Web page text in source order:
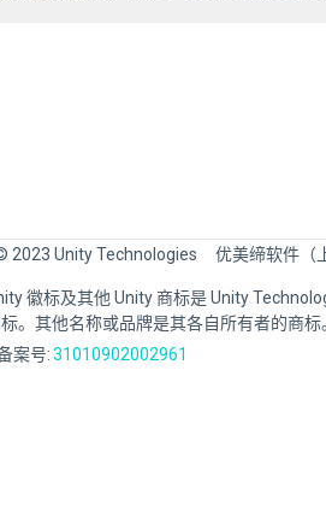
2023 Unity Technologies 优美缔软件（
徽标及其他 Unity 商标是 Unity
。其他名称或品牌是其各自所有者的商标
案号:31010902002961